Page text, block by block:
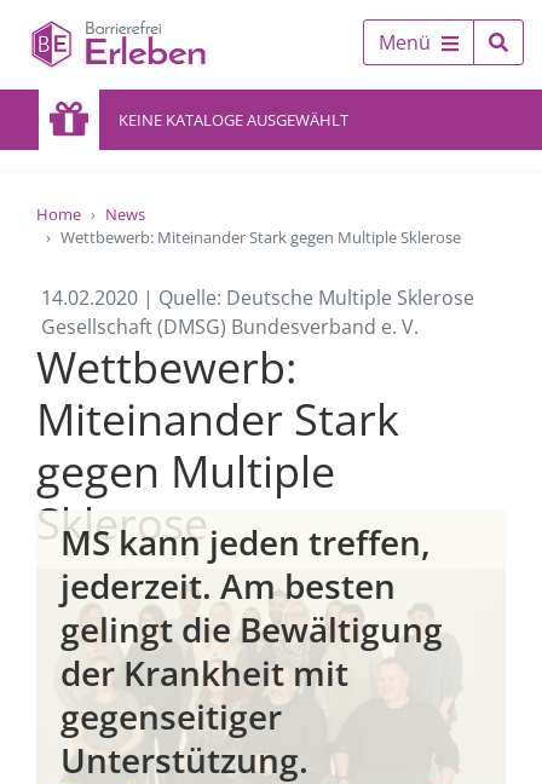
Menü
KEINE KATALOGE AUSGEWÄHLT
Home
News
Wettbewerb: Miteinander Stark gegen Multiple Sklerose
14.02.2020 | Quelle: Deutsche Multiple Sklerose
Gesellschaft (DMSG) Bundesverband e. V.
Wettbewerb:
Miteinander Stark
gegen Multiple
Sklerose
MS kann jeden treffen,
jederzeit. Am besten
gelingt die Bewältigung
der Krankheit mit
gegenseitiger
Unterstützung.